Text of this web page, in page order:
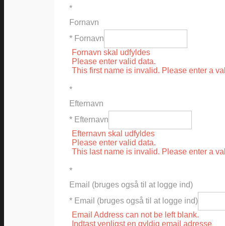
*
Fornavn
* Fornavn
Fornavn skal udfyldes
Please enter valid data.
This first name is invalid. Please enter a
*
Efternavn
* Efternavn
Efternavn skal udfyldes
Please enter valid data.
This last name is invalid. Please enter a
*
Email (bruges også til at logge ind)
* Email (bruges også til at logge ind)
Email Address can not be left blank.
Indtast venligst en gyldig email adresse